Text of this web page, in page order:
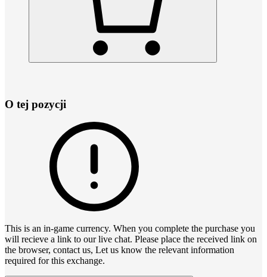
O tej pozycji
This is an in-game currency. When you complete the purchase you
will recieve a link to our live chat. Please place the received link on
the browser, contact us, Let us know the relevant information
required for this exchange.